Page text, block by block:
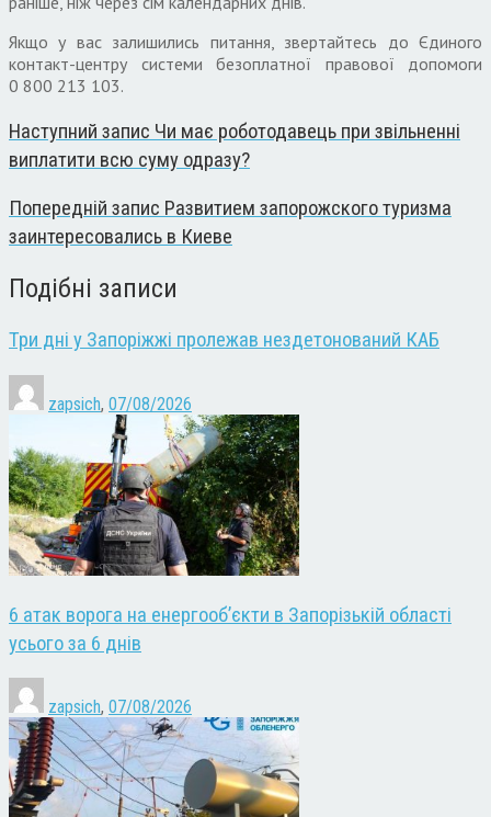
Якщо у вас залишились питання, звертайтесь до Єдиного
контакт-центру системи безоплатної правової допомоги
0 800 213 103.
Наступний запис Чи має роботодавець при звільненні
виплатити всю суму одразу?
Попередній запис Развитием запорожского туризма
заинтересовались в Киеве
Подібні записи
Три дні у Запоріжжі пролежав нездетонований КАБ
zapsich, 07/08/2026
6 атак ворога на енергооб’єкти в Запорізькій області
усього за 6 днів
zapsich, 07/08/2026